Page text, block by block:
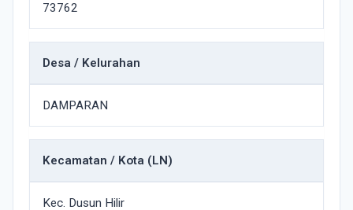
73762
Desa / Kelurahan
DAMPARAN
Kecamatan / Kota (LN)
Kec. Dusun Hilir